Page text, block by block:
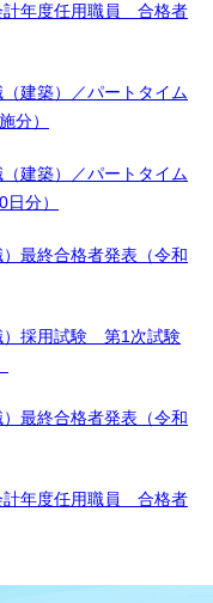
計年度任用職員 合格者
建築）／パートタイム
分）
建築）／パートタイム
分）
最終合格者発表（令和
）採用試験 第1次試験
最終合格者発表（令和
計年度任用職員 合格者